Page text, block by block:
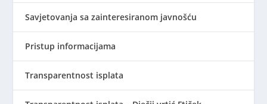
Savjetovanja sa zainteresiranom javnošću
Pristup informacijama
Transparentnost isplata